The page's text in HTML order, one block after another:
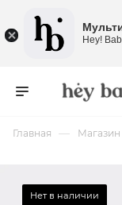
Главная — Магазин
Нет в наличии
Hey!